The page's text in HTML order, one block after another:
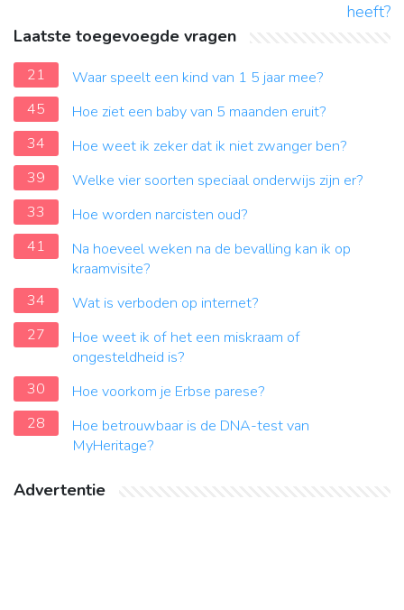
heeft?
Laatste toegevoegde vragen
21
Waar speelt een kind van 1 5 jaar mee?
45
Hoe ziet een baby van 5 maanden eruit?
34
Hoe weet ik zeker dat ik niet zwanger ben?
39
Welke vier soorten speciaal onderwijs zijn er?
33
Hoe worden narcisten oud?
41
Na hoeveel weken na de bevalling kan ik op
kraamvisite?
34
Wat is verboden op internet?
27
Hoe weet ik of het een miskraam of
ongesteldheid is?
30
Hoe voorkom je Erbse parese?
28
Hoe betrouwbaar is de DNA-test van
MyHeritage?
Advertentie